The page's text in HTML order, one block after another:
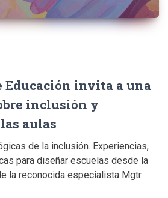
Educación invita a una
inclusión y
aulas
de la inclusión. Experiencias,
para diseñar escuelas desde la
la reconocida especialista Mgtr.